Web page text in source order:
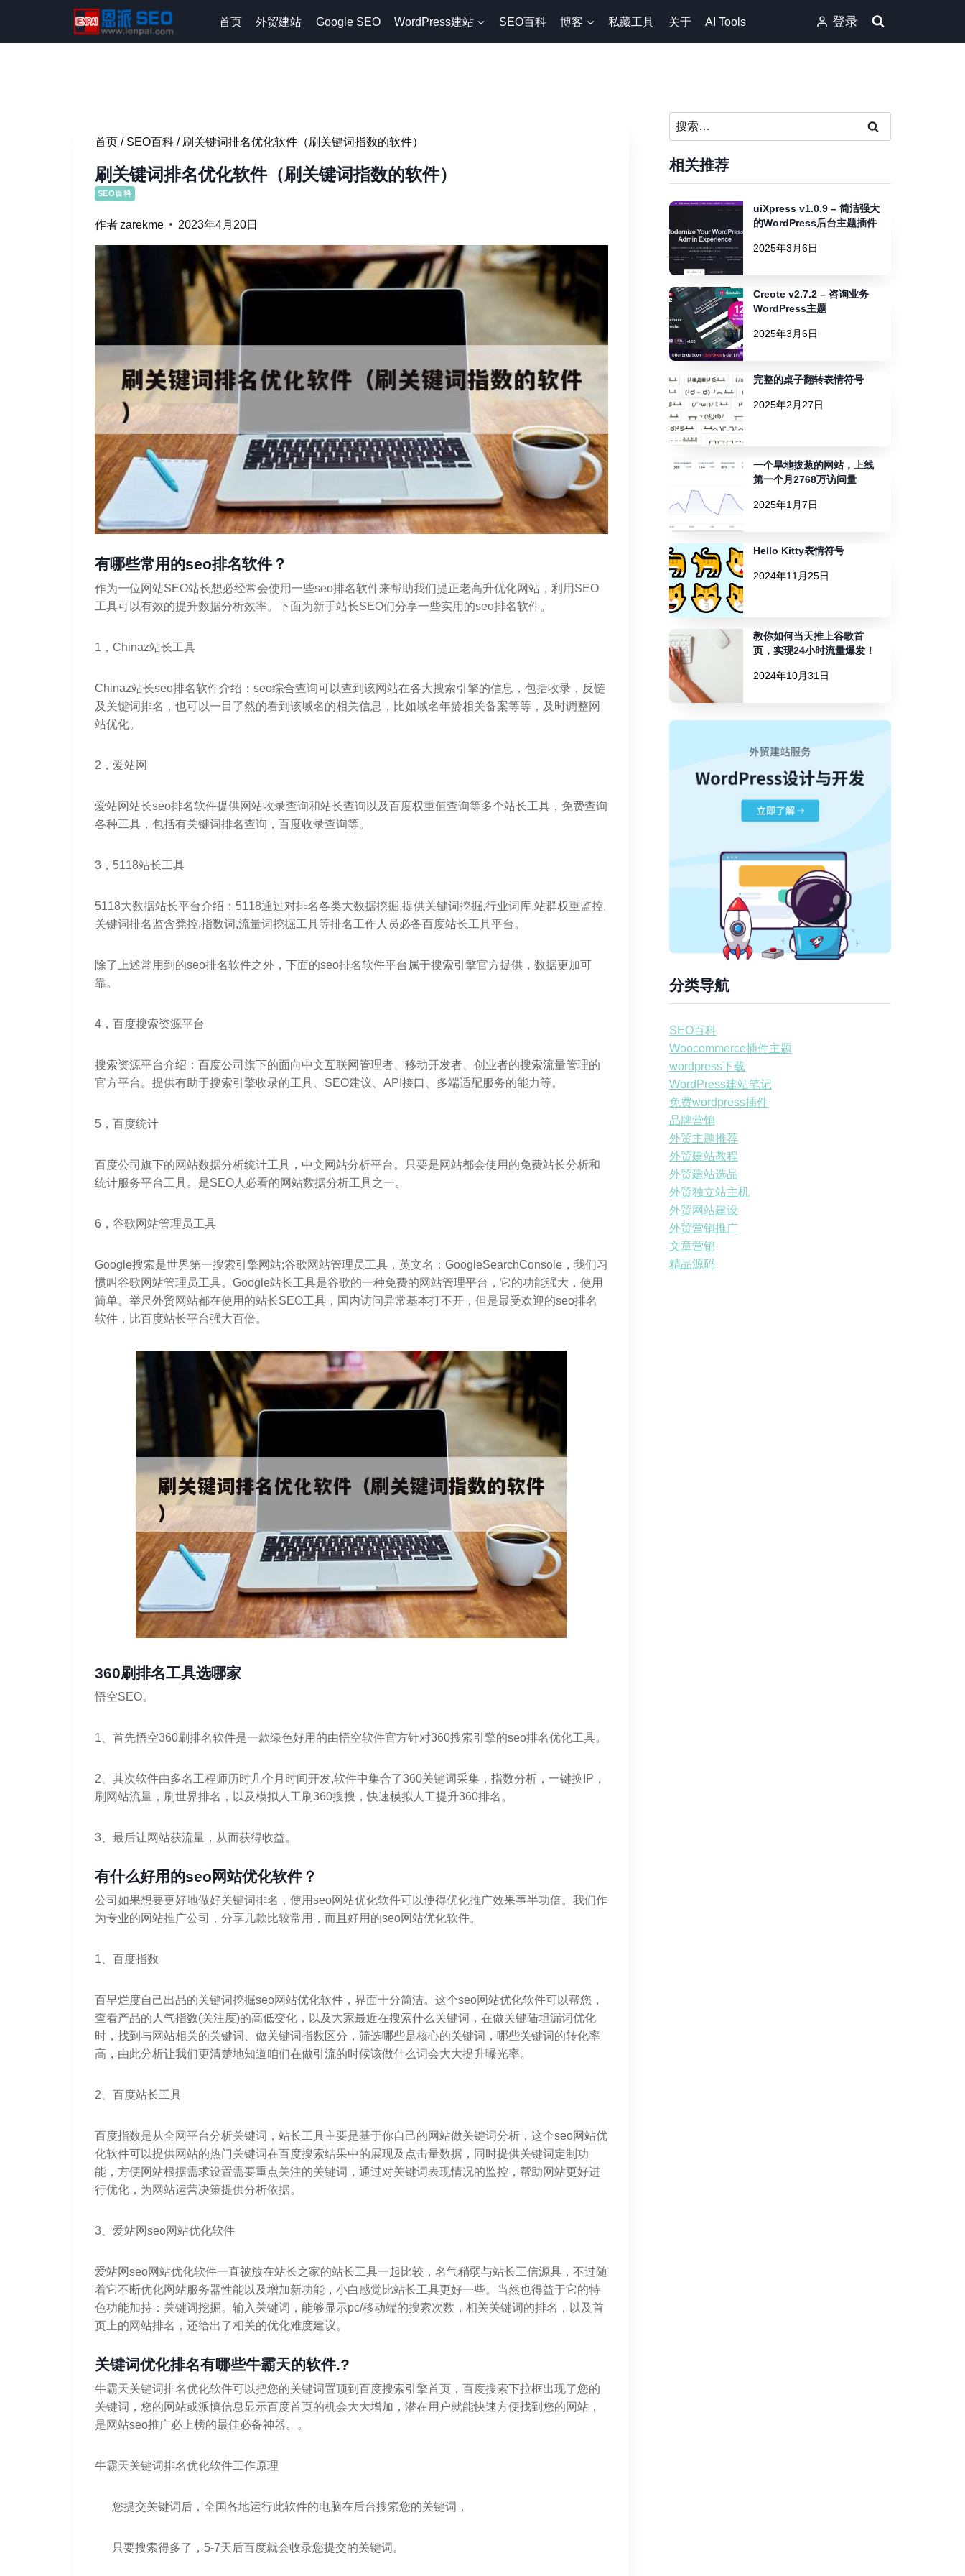
内
首页 外贸建站 Google SEO WordPress建站 SEO百科 博客 私藏工具 关于 AI Tools 登录
首页 / SEO百科 / 刷关键词排名优化软件（刷关键词指数的软件）
刷关键词排名优化软件（刷关键词指数的软件）
SEO百科
作者zarekme 2023年4月20日
有哪些常用的seo排名软件？
作为一位网站SEO站长想必经常会使用一些seo排名软件来帮助我们提正老高升优化网站，利用SEO
工具可以有效的提升数据分析效率。下面为新手站长SEO们分享一些实用的seo排名软件。
1，Chinaz站长工具
Chinaz站长seo排名软件介绍：seo综合查询可以查到该网站在各大搜索引擎的信息，包括收录，反链
及关键词排名，也可以一目了然的看到该域名的相关信息，比如域名年龄相关备案等等，及时调整网
站优化。
2，爱站网
爱站网站长seo排名软件提供网站收录查询和站长查询以及百度权重值查询等多个站长工具，免费查询
各种工具，包括有关键词排名查询，百度收录查询等。
3，5118站长工具
5118大数据站长平台介绍：5118通过对排名各类大数据挖掘,提供关键词挖掘,行业词库,站群权重监控,
关键词排名监含凳控,指数词,流量词挖掘工具等排名工作人员必备百度站长工具平台。
除了上述常用到的seo排名软件之外，下面的seo排名软件平台属于搜索引擎官方提供，数据更加可
靠。
4，百度搜索资源平台
搜索资源平台介绍：百度公司旗下的面向中文互联网管理者、移动开发者、创业者的搜索流量管理的
官方平台。提供有助于搜索引擎收录的工具、SEO建议、API接口、多端适配服务的能力等。
5，百度统计
百度公司旗下的网站数据分析统计工具，中文网站分析平台。只要是网站都会使用的免费站长分析和
统计服务平台工具。是SEO人必看的网站数据分析工具之一。
6，谷歌网站管理员工具
Google搜索是世界第一搜索引擎网站;谷歌网站管理员工具，英文名：GoogleSearchConsole，我们习
惯叫谷歌网站管理员工具。Google站长工具是谷歌的一种免费的网站管理平台，它的功能强大，使用
简单。举尺外贸网站都在使用的站长SEO工具，国内访问异常基本打不开，但是最受欢迎的seo排名
软件，比百度站长平台强大百倍。
360刷排名工具选哪家
悟空SEO。
1、首先悟空360刷排名软件是一款绿色好用的由悟空软件官方针对360搜索引擎的seo排名优化工具。
2、其次软件由多名工程师历时几个月时间开发,软件中集合了360关键词采集，指数分析，一键换IP，
刷网站流量，刷世界排名，以及模拟人工刷360搜搜，快速模拟人工提升360排名。
3、最后让网站获流量，从而获得收益。
有什么好用的seo网站优化软件？
公司如果想要更好地做好关键词排名，使用seo网站优化软件可以使得优化推广效果事半功倍。我们作
为专业的网站推广公司，分享几款比较常用，而且好用的seo网站优化软件。
1、百度指数
百早烂度自己出品的关键词挖掘seo网站优化软件，界面十分简洁。这个seo网站优化软件可以帮您，
查看产品的人气指数(关注度)的高低变化，以及大家最近在搜索什么关键词，在做关键陆坦漏词优化
时，找到与网站相关的关键词、做关键词指数区分，筛选哪些是核心的关键词，哪些关键词的转化率
高，由此分析让我们更清楚地知道咱们在做引流的时候该做什么词会大大提升曝光率。
2、百度站长工具
百度指数是从全网平台分析关键词，站长工具主要是基于你自己的网站做关键词分析，这个seo网站优
化软件可以提供网站的热门关键词在百度搜索结果中的展现及点击量数据，同时提供关键词定制功
能，方便网站根据需求设置需要重点关注的关键词，通过对关键词表现情况的监控，帮助网站更好进
行优化，为网站运营决策提供分析依据。
3、爱站网seo网站优化软件
爱站网seo网站优化软件一直被放在站长之家的站长工具一起比较，名气稍弱与站长工信源具，不过随
着它不断优化网站服务器性能以及增加新功能，小白感觉比站长工具更好一些。当然也得益于它的特
色功能加持：关键词挖掘。输入关键词，能够显示pc/移动端的搜索次数，相关关键词的排名，以及首
页上的网站排名，还给出了相关的优化难度建议。
关键词优化排名有哪些牛霸天的软件.?
牛霸天关键词排名优化软件可以把您的关键词置顶到百度搜索引擎首页，百度搜索下拉框出现了您的
关键词，您的网站或派慎信息显示百度首页的机会大大增加，潜在用户就能快速方便找到您的网站，
是网站seo推广必上榜的最佳必备神器。。
牛霸天关键词排名优化软件工作原理
您提交关键词后，全国各地运行此软件的电脑在后台搜索您的关键词，
只要搜索得多了，5-7天后百度就会收录您提交的关键词。
搜
索：
相关推荐
uiXpress v1.0.9 – 简洁强大
的WordPress后台主题插件
2025年3月6日
Creote v2.7.2 – 咨询业务
WordPress主题
2025年3月6日
完整的桌子翻转表情符号
2025年2月27日
一个旱地拔葱的网站，上线
第一个月2768万访问量
2025年1月7日
Hello Kitty表情符号
2024年11月25日
教你如何当天推上谷歌首
页，实现24小时流量爆发！
2024年10月31日
分类导航
SEO百科
Woocommerce插件主题
wordpress下载
WordPress建站笔记
免费wordpress插件
品牌营销
外贸主题推荐
外贸建站教程
外贸建站选品
外贸独立站主机
外贸网站建设
外贸营销推广
文章营销
精品源码